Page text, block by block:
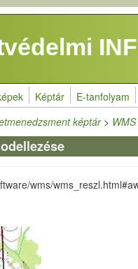
Képtár E-tanfolyam
képtár>
wms/